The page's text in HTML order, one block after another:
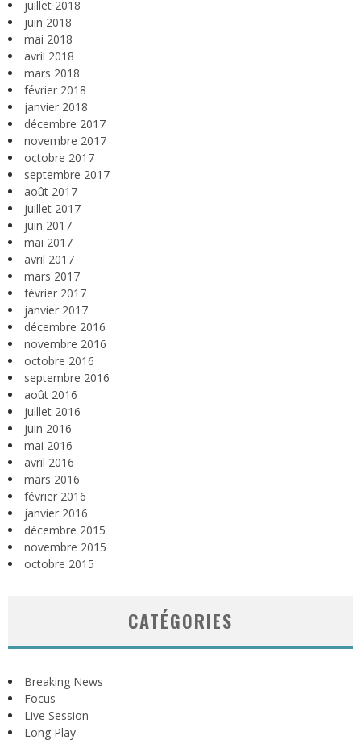
juillet 2018
juin 2018
mai 2018
avril 2018
mars 2018
février 2018
janvier 2018
décembre 2017
novembre 2017
octobre 2017
septembre 2017
août 2017
juillet 2017
juin 2017
mai 2017
avril 2017
mars 2017
février 2017
janvier 2017
décembre 2016
novembre 2016
octobre 2016
septembre 2016
août 2016
juillet 2016
juin 2016
mai 2016
avril 2016
mars 2016
février 2016
janvier 2016
décembre 2015
novembre 2015
octobre 2015
CATÉGORIES
Breaking News
Focus
Live Session
Long Play